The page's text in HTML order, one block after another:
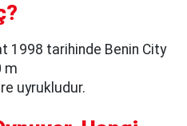
1998 tarihinde Benin City
m
uyrukludur.